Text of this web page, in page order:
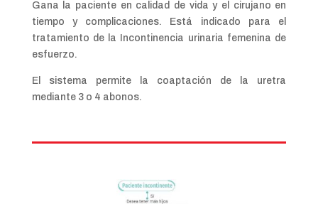
Gana la paciente en calidad de vida y el cirujano en
tiempo y complicaciones. Está indicado para el
tratamiento de la Incontinencia urinaria femenina de
esfuerzo.
El sistema permite la coaptación de la uretra
mediante 3 o 4 abonos.